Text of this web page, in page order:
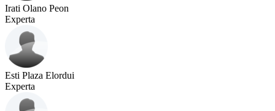
Irati Olano Peon
Experta
Esti Plaza Elordui
Experta